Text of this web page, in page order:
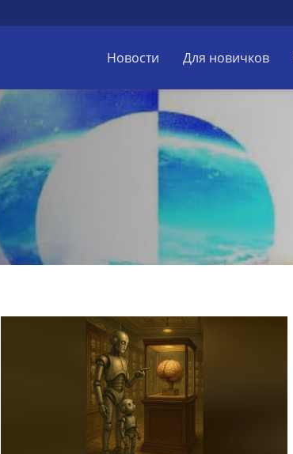
Новости Для новичков